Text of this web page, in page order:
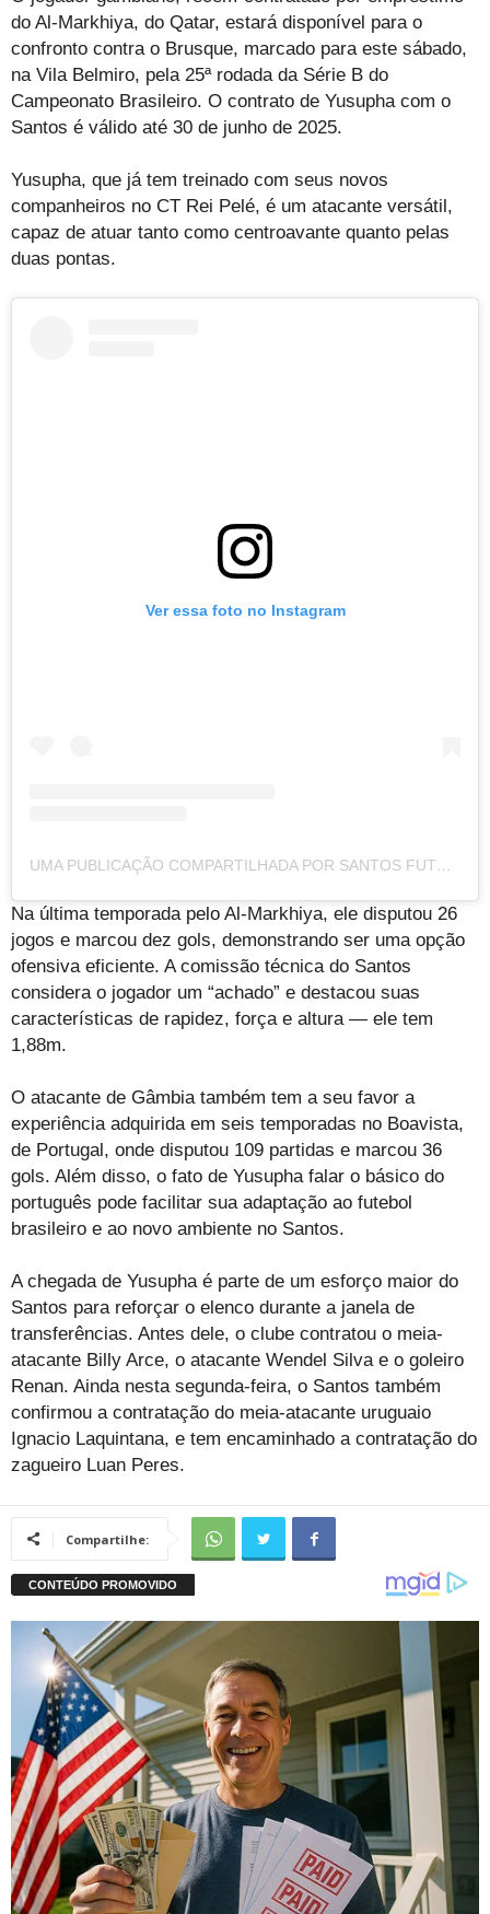
do Al-Markhiya, do Qatar, estará disponível para o
confronto contra o Brusque, marcado para este sábado,
na Vila Belmiro, pela 25ª rodada da Série B do
Campeonato Brasileiro. O contrato de Yusupha com o
Santos é válido até 30 de junho de 2025.
Yusupha, que já tem treinado com seus novos
companheiros no CT Rei Pelé, é um atacante versátil,
capaz de atuar tanto como centroavante quanto pelas
duas pontas.
Ver essa foto no Instagram
UMA PUBLICAÇÃO COMPARTILHADA POR SANTOS FUTEBOL CLUBE (@SANTOSFC)
Na última temporada pelo Al-Markhiya, ele disputou 26
jogos e marcou dez gols, demonstrando ser uma opção
ofensiva eficiente. A comissão técnica do Santos
considera o jogador um “achado” e destacou suas
características de rapidez, força e altura — ele tem
1,88m.
O atacante de Gâmbia também tem a seu favor a
experiência adquirida em seis temporadas no Boavista,
de Portugal, onde disputou 109 partidas e marcou 36
gols. Além disso, o fato de Yusupha falar o básico do
português pode facilitar sua adaptação ao futebol
brasileiro e ao novo ambiente no Santos.
A chegada de Yusupha é parte de um esforço maior do
Santos para reforçar o elenco durante a janela de
transferências. Antes dele, o clube contratou o meia-
atacante Billy Arce, o atacante Wendel Silva e o goleiro
Renan. Ainda nesta segunda-feira, o Santos também
confirmou a contratação do meia-atacante uruguaio
Ignacio Laquintana, e tem encaminhado a contratação do
zagueiro Luan Peres.
Compartilhe: